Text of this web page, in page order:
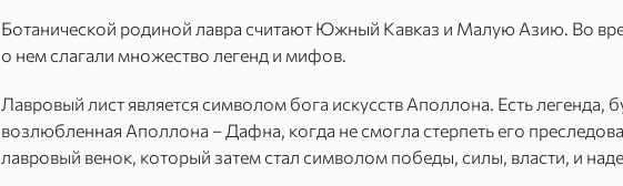
Ботанической родиной лавра считают Южный Кавказ и Малую Азию. Во
о нем слагали множество легенд и мифов.
Лавровый лист является символом бога искусств Аполлона. Есть легенда,
возлюбленная Аполлона – Дафна, когда не смогла стерпеть его
лавровый венок, который затем стал символом победы, силы, власти, и